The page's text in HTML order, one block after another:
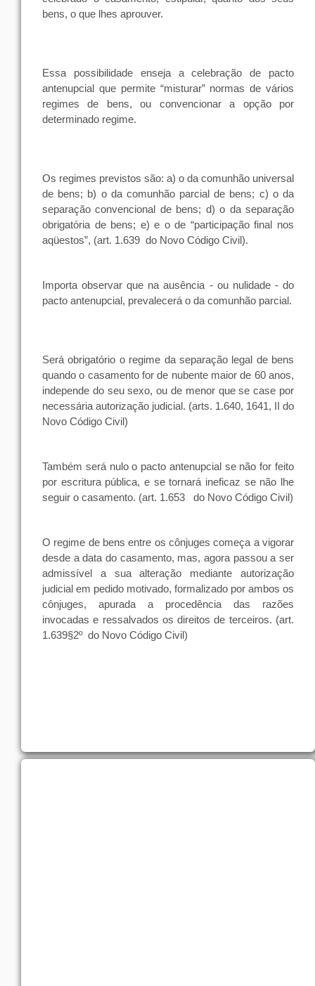
bens, o que lhes aprouver.
Essa possibilidade enseja acelebração de pacto
antenupcial que permite “misturar” normas devários
regimes de bens,ou convencionar a opção
por
determinado regime.
Os regimes previstos são: a) o dacomunhão universal
de bens; b) o da comunhão parcial de bens; c) o da
separação convencional de bens; d) o daseparação
obrigatóriade bens; e) e o de “participaçãofinal
nos
aqüestos”, (art. 1.639 do Novo Código Civil).
Importa observar que naausência- ounulidade - do
pacto antenupcial, prevalecerá o dacomunhão parcial.
Seráobrigatório o regime da separação legal de bens
quando o casamentofor de nubente maior de 60anos,
independe do seu sexo,ou de menor quese case por
necessáriaautorização judicial. (arts. 1.640, 1641, II do
Novo Código Civil)
Também será nuloo pacto antenupcial se não forfeito
por escritura pública, e se tornará ineficaz se não
lhe
seguir o casamento. (art. 1.653 do Novo Código Civil)
O regime de bens entre oscônjuges começaavigorar
desde adatado casamento, mas,agorapassou aser
admissível a suaalteração mediante autorização
judicial em pedido motivado, formalizado por ambos os
cônjuges, apurada a procedênciadas razões
invocadas e ressalvados osdireitos de terceiros. (art.
1.639§2º do Novo Código Civil)